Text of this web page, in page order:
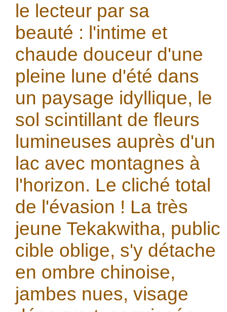
le lecteur par sa
beauté : l'intime et
chaude douceur d'une
pleine lune d'été dans
un paysage idyllique, le
sol scintillant de fleurs
lumineuses auprès d'un
lac avec montagnes à
l'horizon. Le cliché total
de l'évasion ! La très
jeune Tekakwitha, public
cible oblige, s'y détache
en ombre chinoise,
jambes nues, visage